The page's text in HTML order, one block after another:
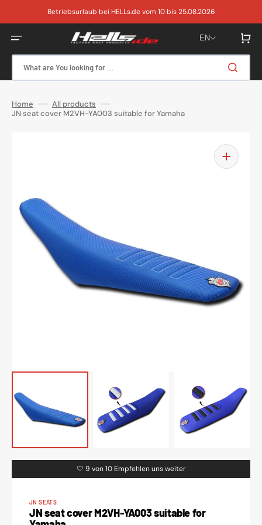
Betriebsurlaub bei HELLs.de vom 10 bis 25.08.2026
What are You looking for ...
EN Cart
Home
All products
JN seat cover M2VH-YA003 suitable for Yamaha
Open
featured
media
in
gallery
view
🤍 9 von 10 Empfehlen uns weiter
JN SEATS
JN seat cover M2VH-YA003 suitable for